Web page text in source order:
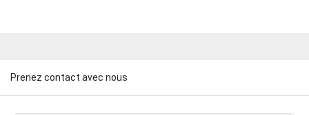
Prenez contact avec nous